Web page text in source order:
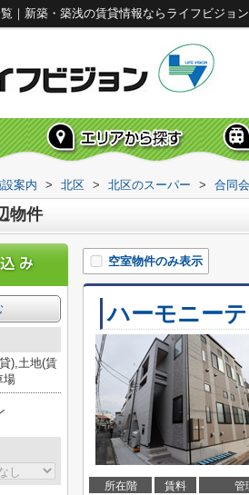
｜新築・築浅の賃貸情報ならライフビジョン
案内 > 北区 > 北区のスーパー > 合同
物件
空室物件のみ表示
ハーモニー
所在階 賃料 管
),土地(賃
場